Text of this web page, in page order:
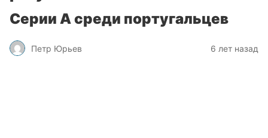
Серии А среди португальцев
Петр Юрьев 6 лет назад